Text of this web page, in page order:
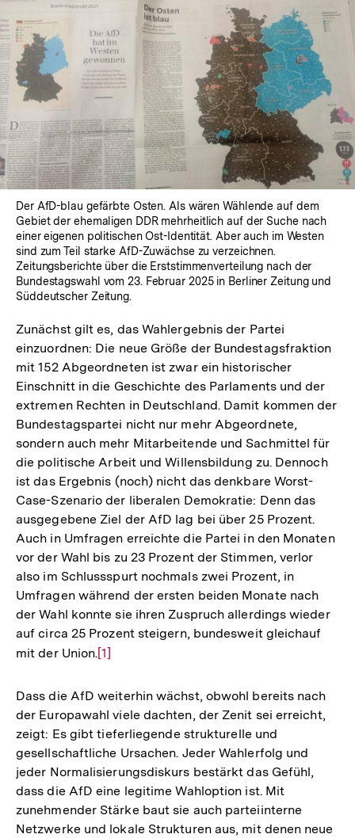
Der AfD-blau gefärbte Osten. Als wären Wählende auf dem
Gebiet der ehemaligen DDR mehrheitlich auf der Suche nach
einer eigenen politischen Ost-Identität. Aber auch im Westen
sind zum Teil starke AfD-Zuwächse zu verzeichnen.
Zeitungsberichte über die Erststimmenverteilung nach der
Bundestagswahl vom 23. Februar 2025 in Berliner Zeitung und
Süddeutscher Zeitung.
Zunächst gilt es, das Wahlergebnis der Partei
einzuordnen: Die neue Größe der Bundestagsfraktion
mit 152 Abgeordneten ist zwar ein historischer
Einschnitt in die Geschichte des Parlaments und der
extremen Rechten in Deutschland. Damit kommen der
Bundestagspartei nicht nur mehr Abgeordnete,
sondern auch mehr Mitarbeitende und Sachmittel für
die politische Arbeit und Willensbildung zu. Dennoch
ist das Ergebnis (noch) nicht das denkbare Worst-
Case-Szenario der liberalen Demokratie: Denn das
ausgegebene Ziel der AfD lag bei über 25 Prozent.
Auch in Umfragen erreichte die Partei in den Monaten
vor der Wahl bis zu 23 Prozent der Stimmen, verlor
also im Schlussspurt nochmals zwei Prozent, in
Umfragen während der ersten beiden Monate nach
der Wahl konnte sie ihren Zuspruch allerdings wieder
auf circa 25 Prozent steigern, bundesweit gleichauf
mit der Union.Zur
der
Fußnote
[1]
Dass die AfD weiterhin wächst, obwohl bereits nach
der Europawahl viele dachten, der Zenit sei erreicht,
zeigt: Es gibt tieferliegende strukturelle und
gesellschaftliche Ursachen. Jeder Wahlerfolg und
jeder Normalisierungsdiskurs bestärkt das Gefühl,
dass die AfD eine legitime Wahloption ist. Mit
zunehmender Stärke baut sie auch parteiinterne
Netzwerke und lokale Strukturen aus, mit denen neue